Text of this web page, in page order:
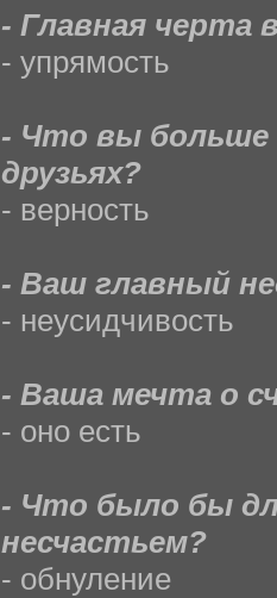
- Главная черта
- упрямость
- Что вы больше
друзьях?
- верность
- Ваш главный
- неусидчивость
- Ваша мечта о
- оно есть
- Что было бы
несчастьем?
- обнуление